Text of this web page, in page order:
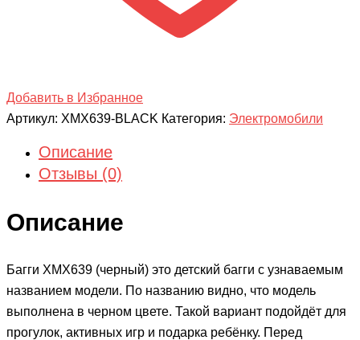
Добавить в Избранное
Артикул: XMX639-BLACK Категория: Электромобили
Описание
Отзывы (0)
Описание
Багги ХМХ639 (черный) это детский багги с узнаваемым
названием модели. По названию видно, что модель
выполнена в черном цвете. Такой вариант подойдёт для
прогулок, активных игр и подарка ребёнку. Перед